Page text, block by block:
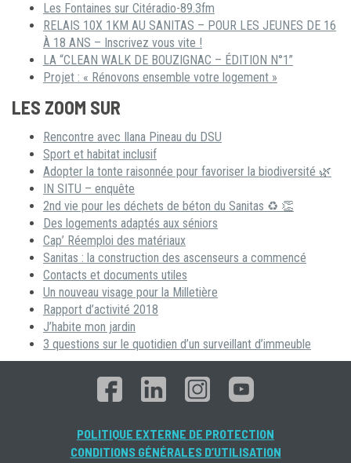
Les Fontaines sur Citéradio-89.3fm
RELAIS 10X 1KM AU SANITAS – POUR LES JEUNES DE 16
À 18 ANS – Inscrivez vous vite !
LA “CLEAN WALK DE BOUZIGNAC – ÉDITION N°1”
Projet : « Rénovons ensemble votre logement »
LES ZOOM SUR
Rencontre avec Ilana Pineau du DSU
Sport et habitat inclusif
Adopter la tonte raisonnée pour favoriser la biodiversité 🌿
IN SITU – enquête
2nd vie pour les déchets de béton du Sanitas ♻ 👏
Des logements adaptés aux séniors
Cap’ Réemploi des matériaux
Sanitas : la construction des ascenseurs a commencé
Contacts et documents utiles
Un nouveau visage pour la Milletière
Rapport d’activité 2018
J’habite mon jardin
3 questions sur le quotidien d’un surveillant d’immeuble
POLITIQUE EXTERNE DE PROTECTION
CONDITIONS GÉNÉRALES D’UTILISATION